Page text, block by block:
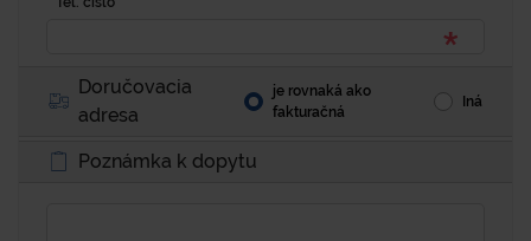
Doručovacia
adresa
je rovnaká ako
fakturačná
Iná
Poznámka k dopytu